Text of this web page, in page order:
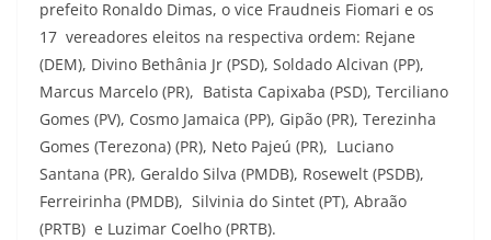
prefeito Ronaldo Dimas, o vice Fraudneis Fiomari e os
17 vereadores eleitos na respectiva ordem: Rejane
(DEM), Divino Bethânia Jr (PSD), Soldado Alcivan (PP),
Marcus Marcelo (PR), Batista Capixaba (PSD), Terciliano
Gomes (PV), Cosmo Jamaica (PP), Gipão (PR), Terezinha
Gomes (Terezona) (PR), Neto Pajeú (PR), Luciano
Santana (PR), Geraldo Silva (PMDB), Rosewelt (PSDB),
Ferreirinha (PMDB), Silvinia do Sintet (PT), Abraão
(PRTB) e Luzimar Coelho (PRTB).